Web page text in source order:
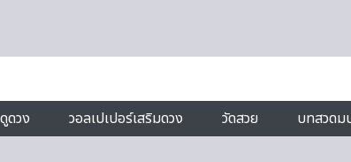
ดูดวง วอลเปเปอร์เสริมดวง วัดสวย บทสวดม